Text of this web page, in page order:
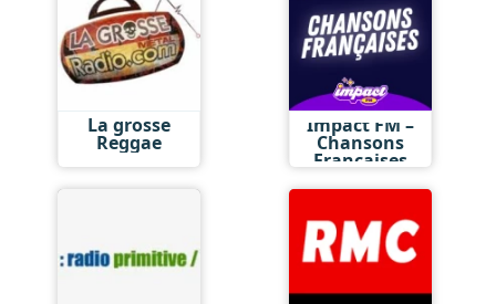
La grosse
Reggae
Impact FM –
Chansons
Françaises